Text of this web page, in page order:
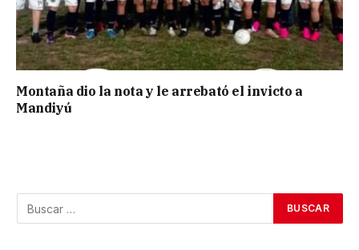
Montaña dio la nota y le arrebató el invicto a
Mandiyú